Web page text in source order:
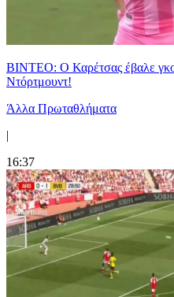
ΒΙΝΤΕΟ: Ο Καρέτσας έβαλε
Ντόρτμουντ!
Άλλα Πρωταθλήματα
|
16:37